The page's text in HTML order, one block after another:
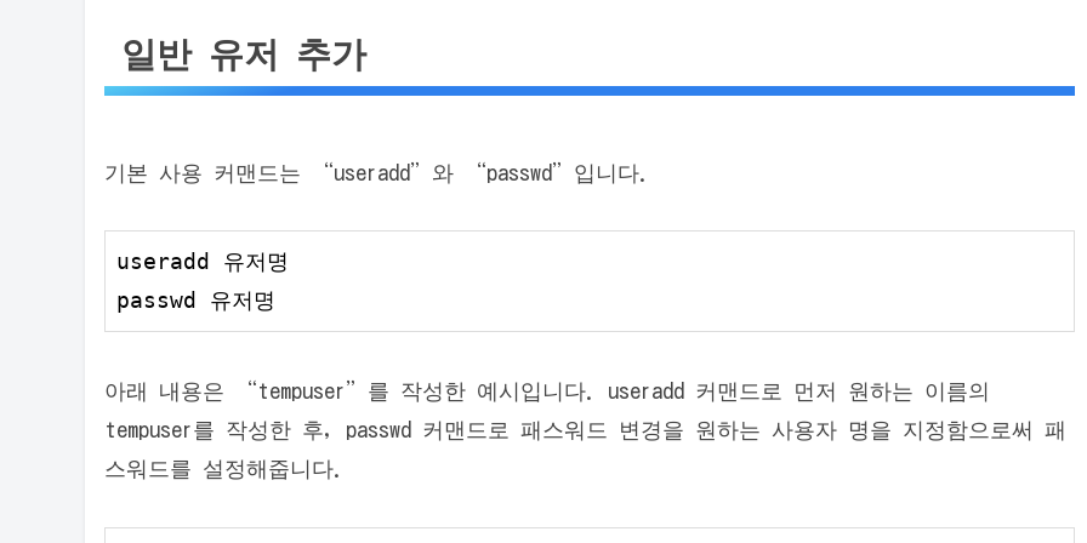
일반 유저 추가
기본 사용 커맨드는 “useradd”와 “passwd”입니다.
useradd 유저명
passwd 유저명
아래 내용은 “tempuser”를 작성한 예시입니다. useradd 커맨드로 먼저 원하는 이름의
tempuser를 작성한 후, passwd 커맨드로 패스워드 변경을 원하는 사용자 명을 지정함으로써 패
스워드를 설정해줍니다.